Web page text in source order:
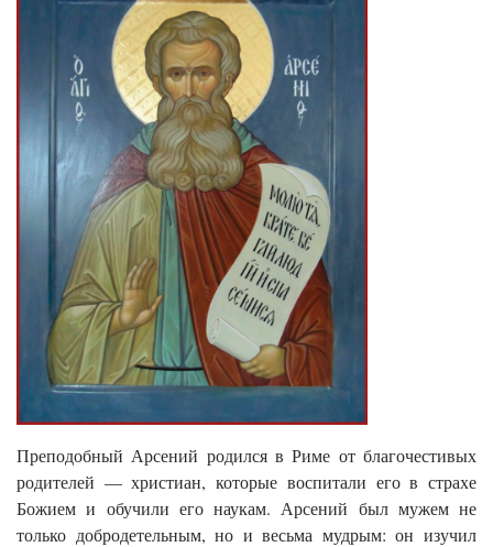
Преподобный Арсений родился в Риме от благочестивых
родителей — христиан, которые воспитали его в страхе
Божием и обучили его наукам. Арсений был мужем не
только добродетельным, но и весьма мудрым: он изучил